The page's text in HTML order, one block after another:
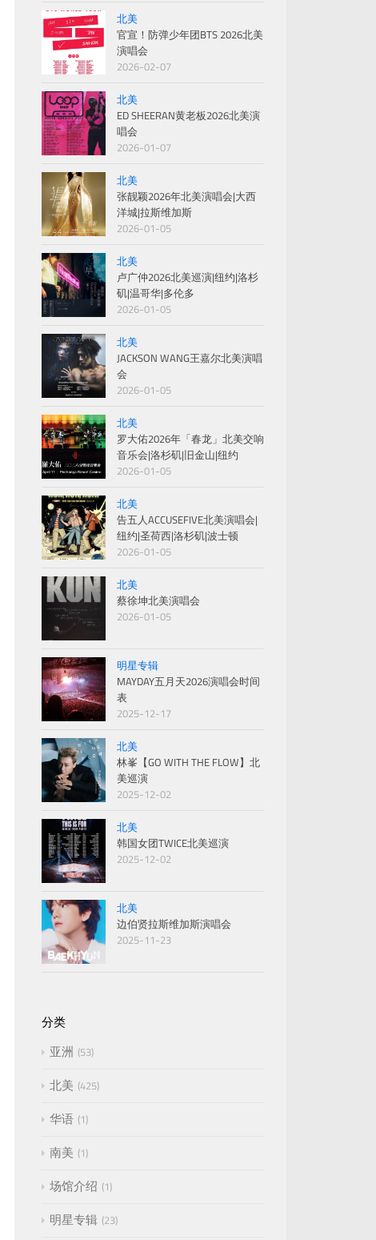
北美
官宣！防弹少年团BTS 2026北美
演唱会
2026-02-07
北美
ED SHEERAN黄老板2026北美演
唱会
2026-01-07
北美
张靓颖2026年北美演唱会|大西
洋城|拉斯维加斯
2026-01-05
北美
卢广仲2026北美巡演|纽约|洛杉
矶|温哥华|多伦多
2026-01-05
北美
JACKSON WANG王嘉尔北美演唱
会
2026-01-05
北美
罗大佑2026年「春龙」北美交响
音乐会|洛杉矶|旧金山|纽约
2026-01-05
北美
告五人ACCUSEFIVE北美演唱会|
纽约|圣荷西|洛杉矶|波士顿
2026-01-05
北美
蔡徐坤北美演唱会
2026-01-05
明星专辑
MAYDAY五月天2026演唱会时间
表
2025-12-17
北美
林峯【GO WITH THE FLOW】北
美巡演
2025-12-02
北美
韩国女团TWICE北美巡演
2025-12-02
北美
边伯贤拉斯维加斯演唱会
2025-11-23
分类
亚洲 53
北美 425
华语 1
南美 1
场馆介绍 1
明星专辑 23